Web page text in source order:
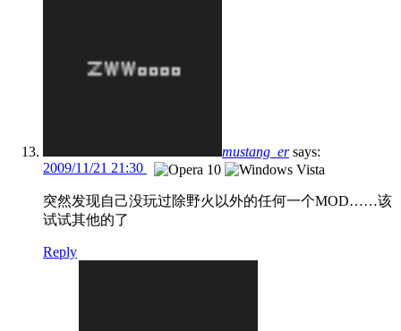
mustang_er says:
2009/11/21 21:30
突然发现自己没玩过除野火以外的任何一个MOD……该
试试其他的了
Reply